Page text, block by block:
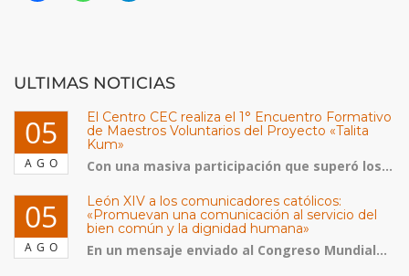
ULTIMAS NOTICIAS
05
AGO
El Centro CEC realiza el 1° Encuentro Formativo
de Maestros Voluntarios del Proyecto «Talita
Kum»
Con una masiva participación que superó los...
05
AGO
León XIV a los comunicadores católicos:
«Promuevan una comunicación al servicio del
bien común y la dignidad humana»
En un mensaje enviado al Congreso Mundial...